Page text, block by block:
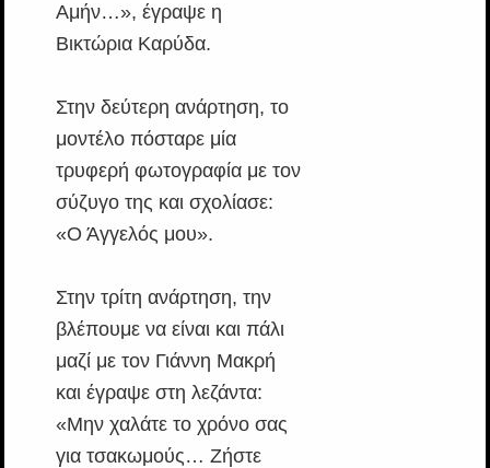
Aμήν…», έγραψε η
Βικτώρια Καρύδα.
Στην δεύτερη ανάρτηση, το
μοντέλο πόσταρε μία
τρυφερή φωτογραφία με τον
σύζυγο της και σχολίασε:
«Ο Άγγελός μου».
Στην τρίτη ανάρτηση, την
βλέπουμε να είναι και πάλι
μαζί με τον Γιάννη Μακρή
και έγραψε στη λεζάντα:
«Μην χαλάτε το χρόνο σας
για τσακωμούς… Ζήστε